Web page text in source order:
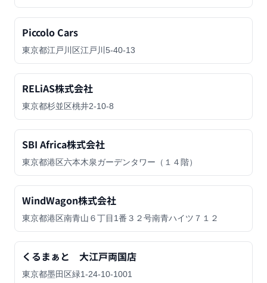
Piccolo Cars
東京都江戸川区江戸川5-40-13
RELiAS株式会社
東京都杉並区桃井2-10-8
SBI Africa株式会社
東京都港区六本木泉ガーデンタワー（１４階）
WindWagon株式会社
東京都港区南青山６丁目1番３２号南青ハイツ７１２
くるまぁと 大江戸両国店
東京都墨田区緑1-24-10-1001